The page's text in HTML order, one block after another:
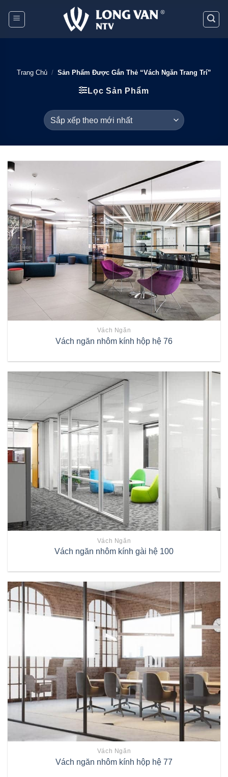
Trang Chủ / Sản Phẩm Được Gắn Thẻ “vách Ngăn Trang Trí”
Lọc Sản Phẩm
Vách Ngăn
Vách ngăn nhôm kính hộp hệ 76
Vách Ngăn
Vách ngăn nhôm kính gài hệ 100
Vách Ngăn
Vách ngăn nhôm kính hộp hệ 77